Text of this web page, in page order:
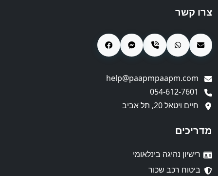
צרו קשר
חיים ויטאל 20, תל אביב
מדריכים
רישיון נהיגה בינלאומי
ביטוח רכב שכור